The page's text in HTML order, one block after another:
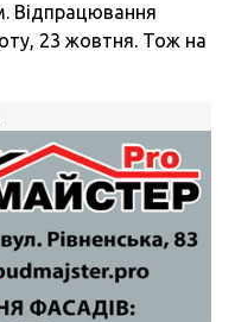
Відпрацювання
23 жовтня. Тож на